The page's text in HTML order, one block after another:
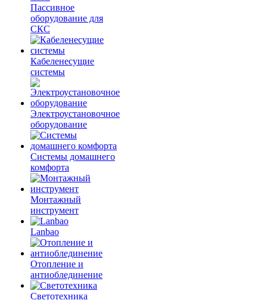
Пассивное
оборудование для
СКС
Кабеленесущие
системы
Электроустановочное
оборудование
Системы домашнего
комфорта
Монтажный
инструмент
Lanbao
Отопление и
антиоблединение
Светотехника